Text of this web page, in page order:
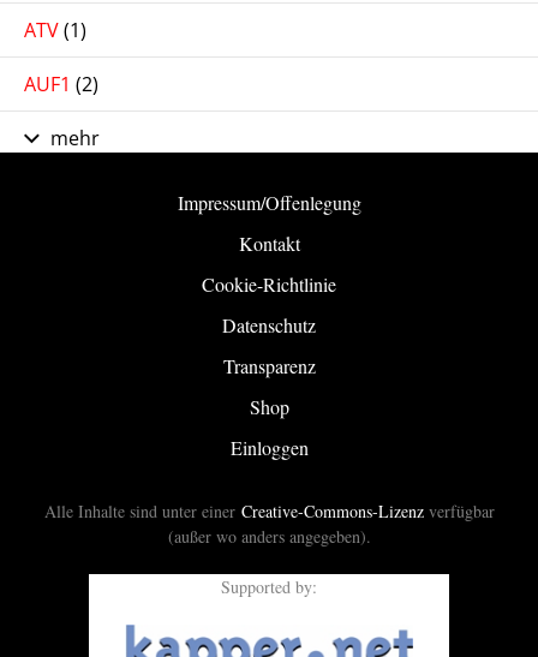
ATV(1)
AUF1 (2)
mehr
Impressum/Offenlegung
Kontakt
Cookie-Richtlinie
Datenschutz
Transparenz
Shop
Einloggen
Alle Inhalte sind unter einer Creative-Commons-Lizenzverfügbar
(außer wo anders angegeben).
Supported by: